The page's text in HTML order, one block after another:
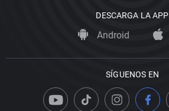
DESCARGA LA APP
Android
SÍGUENOS EN